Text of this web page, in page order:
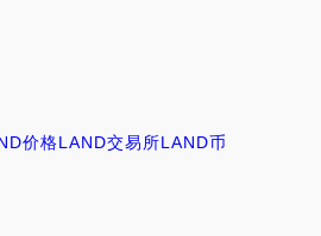
价格LAND交易所LAND币